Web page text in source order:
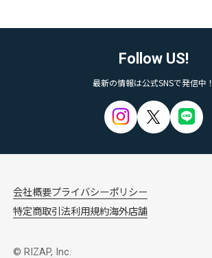
Follow US!
最新の情報は公式SNSで発信中！
会社概要プライバシーポリシー
特定商取引法利用規約海外店舗
© RIZAP, Inc.